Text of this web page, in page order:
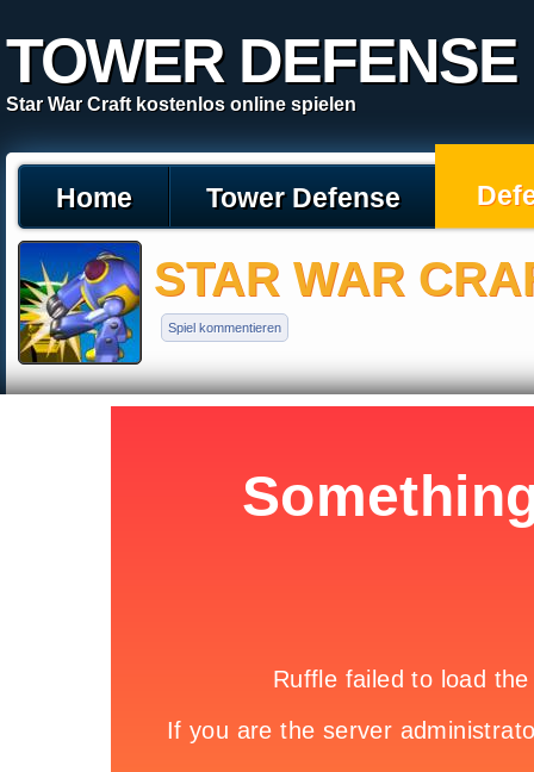
TOWER DEFENSE
Star War Craft kostenlos online spielen
Home Tower Defense
STAR WAR
Spiel kommentieren